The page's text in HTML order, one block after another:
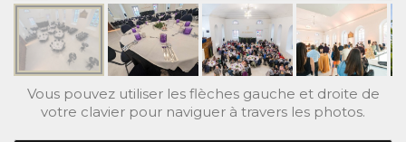
Vous pouvez utiliser les flèches gauche et droite de
votre clavier pour naviguer à travers les photos.